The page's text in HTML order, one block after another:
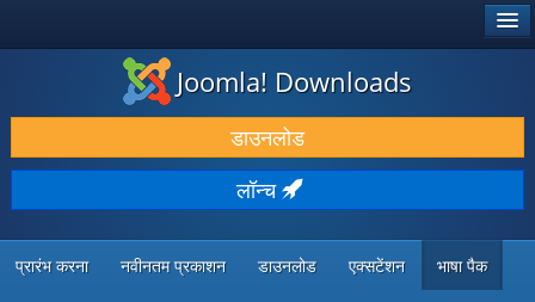
डाउनलोड करें और बढ़ाएं
खोजें और जानें
सामुदायिक समर्थन
डेवलपर संसाधन
Joomla! Downloads
डाउनलोड
लॉन्च
प्रारंभ करना नवीनतम प्रकाशन डाउनलोड एक्सटेंशन भाषा पैक